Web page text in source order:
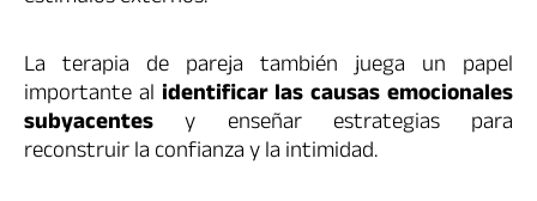
La terapia de pareja también juega un papel
importante al identificar las causas emocionales
subyacentes y enseñar estrategias para
reconstruir la confianza y la intimidad.